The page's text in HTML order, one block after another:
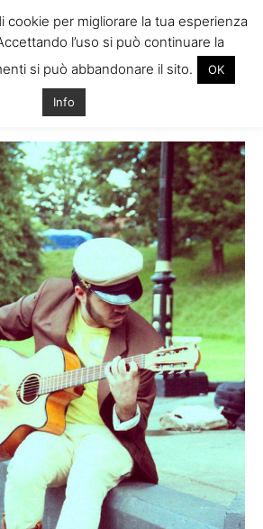
italiano
cookie per migliorare la tua esperienza
l’uso si può continuare la
si può abbandonare il sito.
OK
Info